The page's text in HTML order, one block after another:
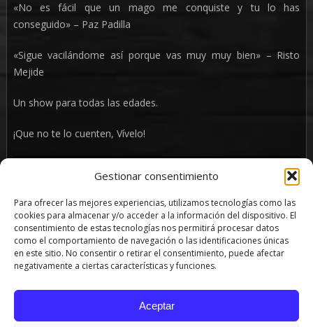
Gestionar consentimiento
Para ofrecer las mejores experiencias, utilizamos tecnologías como las
cookies para almacenar y/o acceder a la información del dispositivo. El
consentimiento de estas tecnologías nos permitirá procesar datos
como el comportamiento de navegación o las identificaciones únicas
en este sitio. No consentir o retirar el consentimiento, puede afectar
negativamente a ciertas características y funciones.
Aceptar
«No es fácil que un mago me conquiste y tu lo has
conseguido» – Paz Padilla
«Sigue vacilándome así porque vas muy muy bien» – Risto
Mejide
Un show para todas las edades.
¡Que no te lo cuenten, Vívelo!